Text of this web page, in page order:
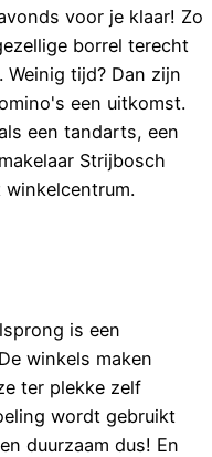
voor je klaar! Zo
borrel terecht
Weinig tijd? Dan zijn
een uitkomst.
een tandarts, een
Strijbosch
is een
winkels maken
ter plekke zelf
wordt gebruikt
duurzaam dus! En